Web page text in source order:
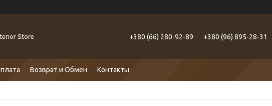
Store +380 (66) 280-92-89 +380 (96) 895-28-31
Возврат и Обмен Контакты